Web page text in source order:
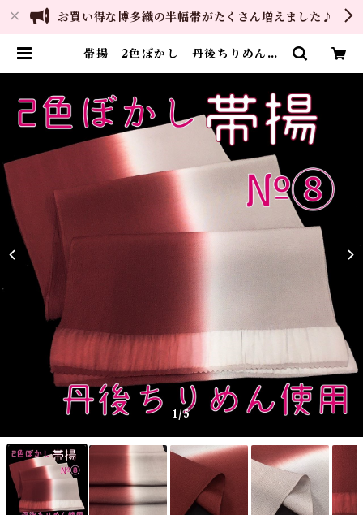
お買い得な博多織の半幅帯がたくさん増えました♪
帯揚 2色ぼかし 丹後ちりめん
トーン （8） | ご縁や 着物・
帯・和装小物 呉服問屋 直販サイ
ト
1/5